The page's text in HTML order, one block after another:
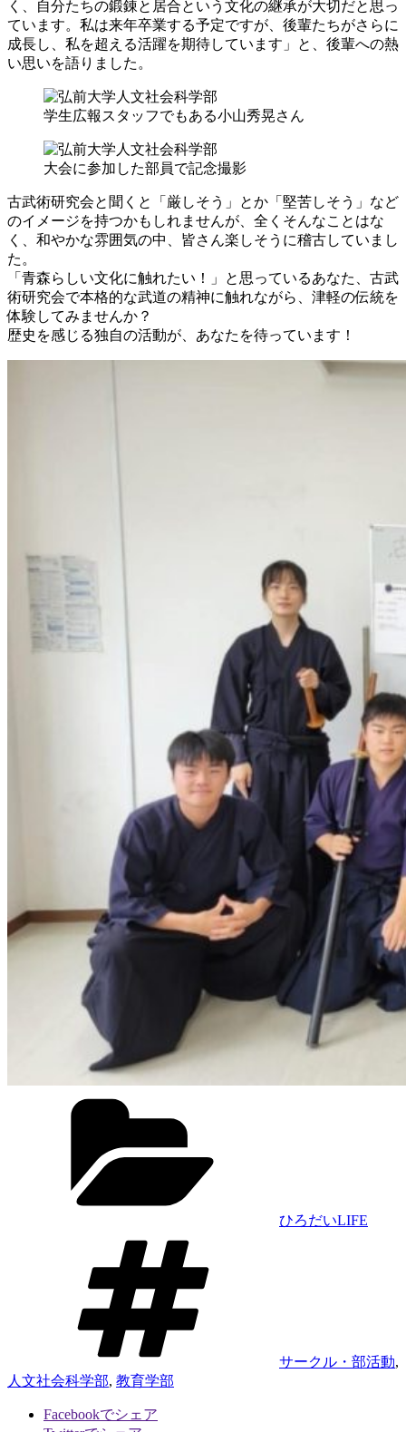
く、自分たちの鍛錬と居合という文化の継承が大切だと思っ
ています。私は来年卒業する予定ですが、後輩たちがさらに
成長し、私を超える活躍を期待しています」と、後輩への熱
い思いを語りました。
学生広報スタッフでもある小山秀晃さん
大会に参加した部員で記念撮影
古武術研究会と聞くと「厳しそう」とか「堅苦しそう」など
のイメージを持つかもしれませんが、全くそんなことはな
く、和やかな雰囲気の中、皆さん楽しそうに稽古していまし
た。
「青森らしい文化に触れたい！」と思っているあなた、古武
術研究会で本格的な武道の精神に触れながら、津軽の伝統を
体験してみませんか？
歴史を感じる独自の活動が、あなたを待っています！
ひろだいLIFE
サークル・部活動,
人文社会科学部, 教育学部
Facebookでシェア